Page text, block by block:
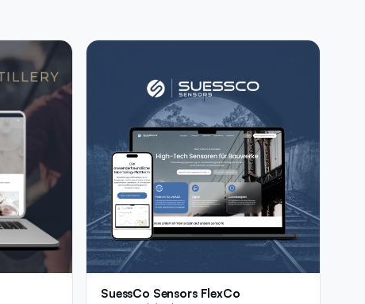
SuessCo Sensors FlexCo